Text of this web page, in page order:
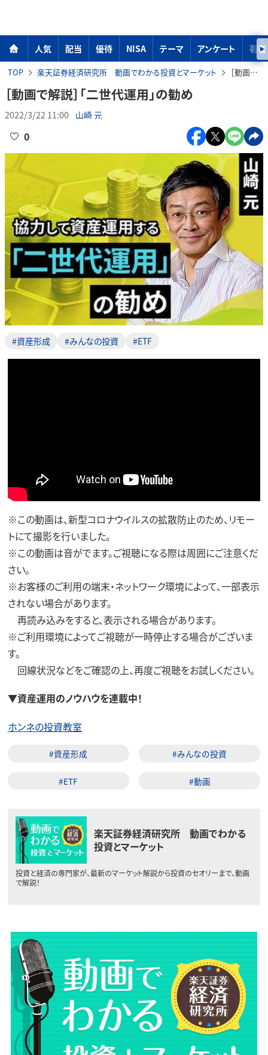
人気 配当 優待 NISA テーマ アンケート 著者
TOP 楽天証券経済研究所 動画でわかる投資とマーケット ［動画で解説］「二世代運用」の勧め
［動画で解説］「二世代運用」の勧め
2022/3/22 11:00 山崎 元
0
#資産形成 #みんなの投資 #ETF
※この動画は、新型コロナウイルスの拡散防止のため、リモー
トにて撮影を行いました。
※この動画は音がでます。ご視聴になる際は周囲にご注意くだ
さい。
※お客様のご利用の端末・ネットワーク環境によって、一部表示
されない場合があります。
再読み込みをすると、表示される場合があります。
※ご利用環境によってご視聴が一時停止する場合がございま
す。
回線状況などをご確認の上、再度ご視聴をお試しください。
▼資産運用のノウハウを連載中！
ホンネの投資教室
#資産形成 #みんなの投資
#ETF #動画
楽天証券経済研究所 動画でわかる
投資とマーケット
投資と経済の専門家が、最新のマーケット解説から投資のセオリーまで、動画
で解説！